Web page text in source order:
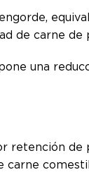
de carne
una
retención
carne